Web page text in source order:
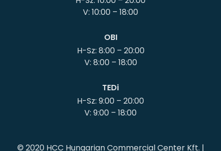
OBI
H-Sz: 8:00 – 20:00
V: 8:00 – 18:00
TEDi
H-Sz: 9:00 – 20:00
© 2020 HCC Hungarian Commercial Center Kft. |